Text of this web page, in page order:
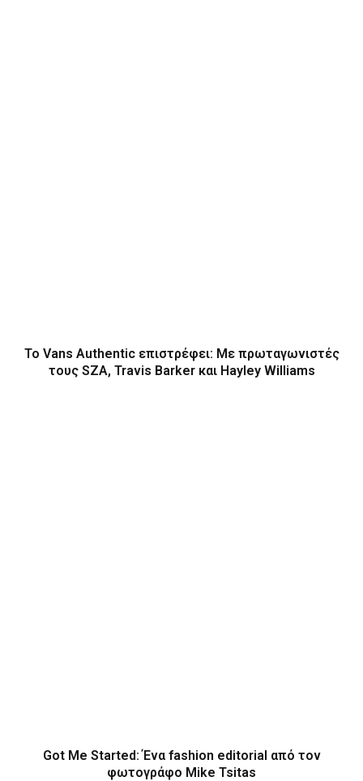
Το Vans Authentic επιστρέφει: Με πρωταγωνιστές
τους SZA, Travis Barker και Hayley Williams
Got Me Started: Ένα fashion editorial από τον
φωτογράφο Mike Tsitas